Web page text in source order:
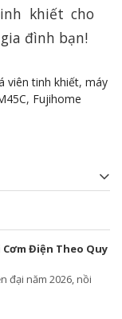
khiết cho
đình bạn!
viên tinh khiết, máy
, Fujihome
Điện Theo Quy
đại năm 2026, nồi